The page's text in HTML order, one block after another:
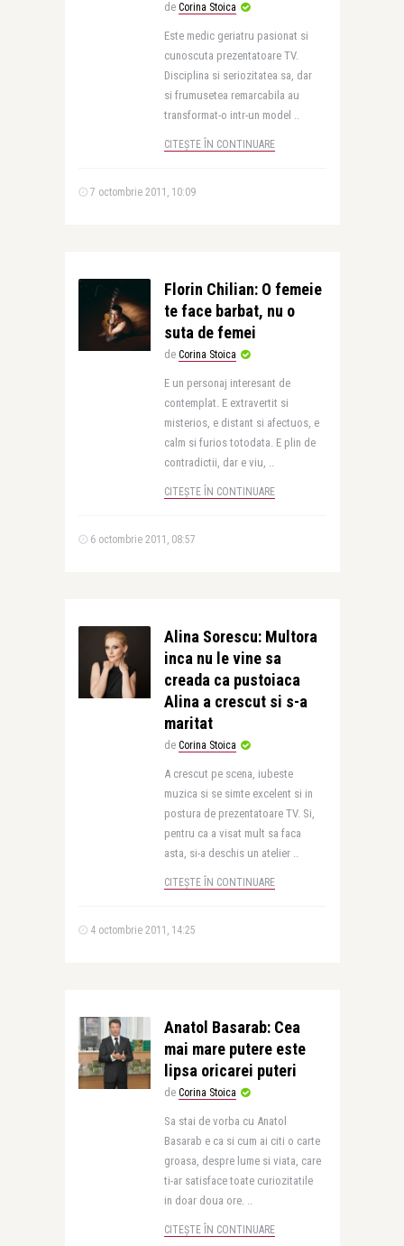
de Corina Stoica
Este medic geriatru pasionat si
cunoscuta prezentatoare TV.
Disciplina si seriozitatea sa, dar
si frumusetea remarcabila au
transformat-o intr-un model ..
CITEȘTE ÎN CONTINUARE
7 octombrie 2011, 10:09
Florin Chilian: O femeie
te face barbat, nu o
suta de femei
de Corina Stoica
E un personaj interesant de
contemplat. E extravertit si
misterios, e distant si afectuos, e
calm si furios totodata. E plin de
contradictii, dar e viu, ..
CITEȘTE ÎN CONTINUARE
6 octombrie 2011, 08:57
Alina Sorescu: Multora
inca nu le vine sa
creada ca pustoiaca
Alina a crescut si s-a
maritat
de Corina Stoica
A crescut pe scena, iubeste
muzica si se simte excelent si in
postura de prezentatoare TV. Si,
pentru ca a visat mult sa faca
asta, si-a deschis un atelier ..
CITEȘTE ÎN CONTINUARE
4 octombrie 2011, 14:25
Anatol Basarab: Cea
mai mare putere este
lipsa oricarei puteri
de Corina Stoica
Sa stai de vorba cu Anatol
Basarab e ca si cum ai citi o carte
groasa, despre lume si viata, care
ti-ar satisface toate curiozitatile
in doar doua ore. ..
CITEȘTE ÎN CONTINUARE